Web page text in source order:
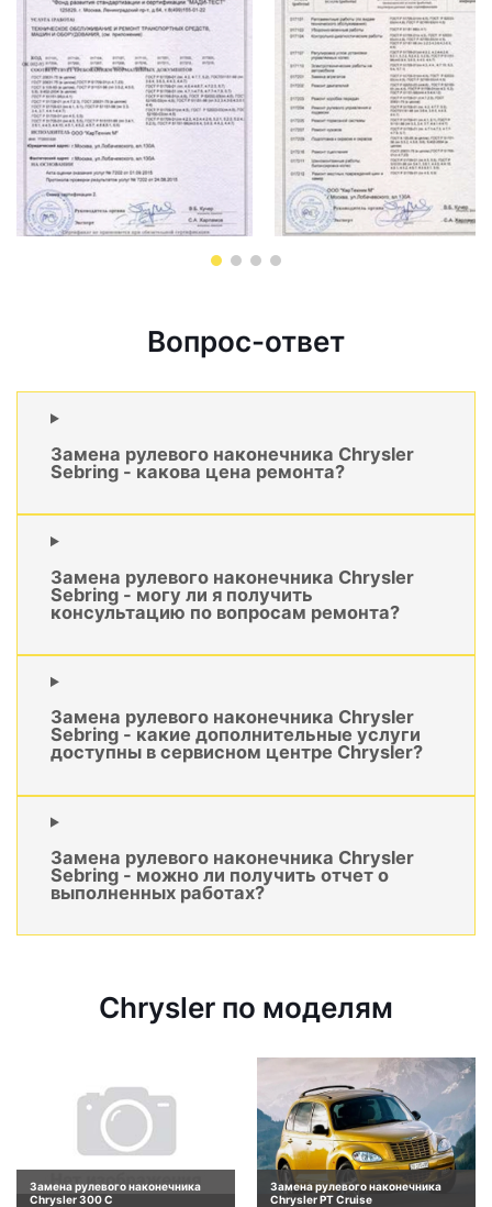
Вопрос-ответ
Замена рулевого наконечника Chrysler
Sebring - какова цена ремонта?
Замена рулевого наконечника Chrysler
Sebring - могу ли я получить
консультацию по вопросам ремонта?
Замена рулевого наконечника Chrysler
Sebring - какие дополнительные услуги
доступны в сервисном центре Chrysler?
Замена рулевого наконечника Chrysler
Sebring - можно ли получить отчет о
выполненных работах?
Chrysler по моделям
Замена рулевого наконечника
Chrysler 300 C
Замена рулевого наконечника
Chrysler PT Cruise